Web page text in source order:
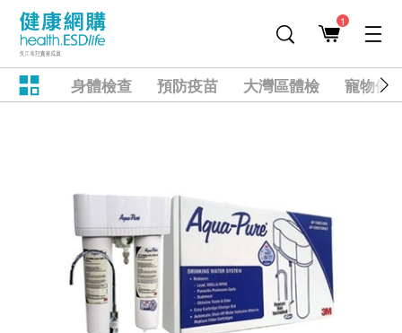
1
身體檢查 預防疫苗 大灣區體檢 寵物健